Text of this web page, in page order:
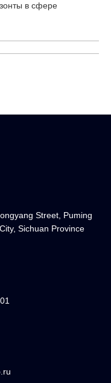
в сфере
Street, Puming
Sichuan Province